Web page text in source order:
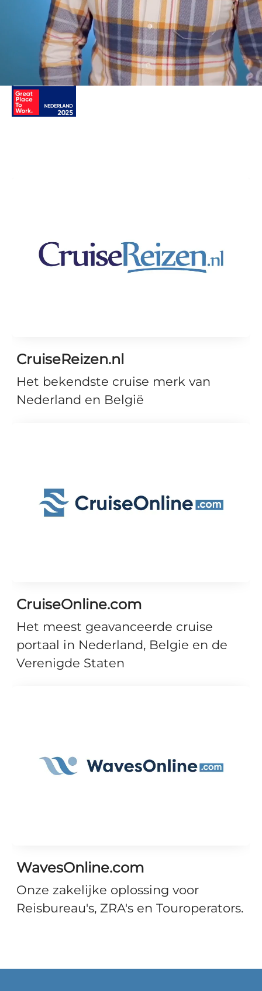
dromen werkelijkheid kunnen
worden, waar werk leuk hoort te zijn
en je gewoon jezelf kan zijn.
CruiseReizen.nl
Het bekendste cruise merk van
Nederland en België
CruiseOnline.com
Het meest geavanceerde cruise
portaal in Nederland, Belgie en de
Verenigde Staten
WavesOnline.com
Onze zakelijke oplossing voor
Reisbureau's, ZRA's en Touroperators.